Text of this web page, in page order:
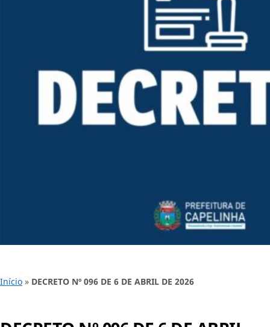
Início » DECRETO Nº 096 DE 6 DE ABRIL DE 2026